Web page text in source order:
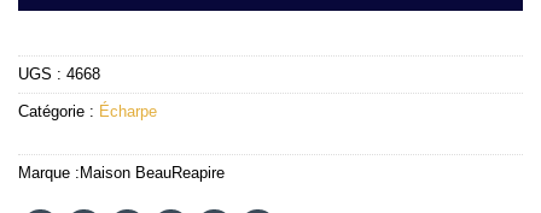
UGS : 4668
Catégorie : Écharpe
Marque : Maison BeauReapire